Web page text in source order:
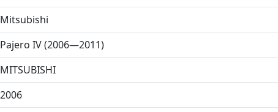
Mitsubishi
Pajero IV (2006—2011)
MITSUBISHI
2006